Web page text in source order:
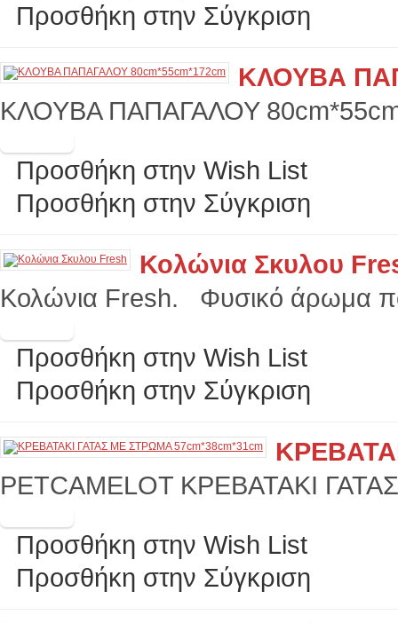
Προσθήκη στην Σύγκριση
ΚΛΟΥΒΑ
ΚΛΟΥΒΑ ΠΑΠΑΓΑΛΟΥ
Προσθήκη στην Wish List
Προσθήκη στην Σύγκριση
Κολώνια Σκυλου
Κολώνια Fresh. Φυσικό άρωμα
Προσθήκη στην Wish List
Προσθήκη στην Σύγκριση
PETCAMELOT ΚΡΕΒΑΤΑΚΙ
Προσθήκη στην Wish List
Προσθήκη στην Σύγκριση